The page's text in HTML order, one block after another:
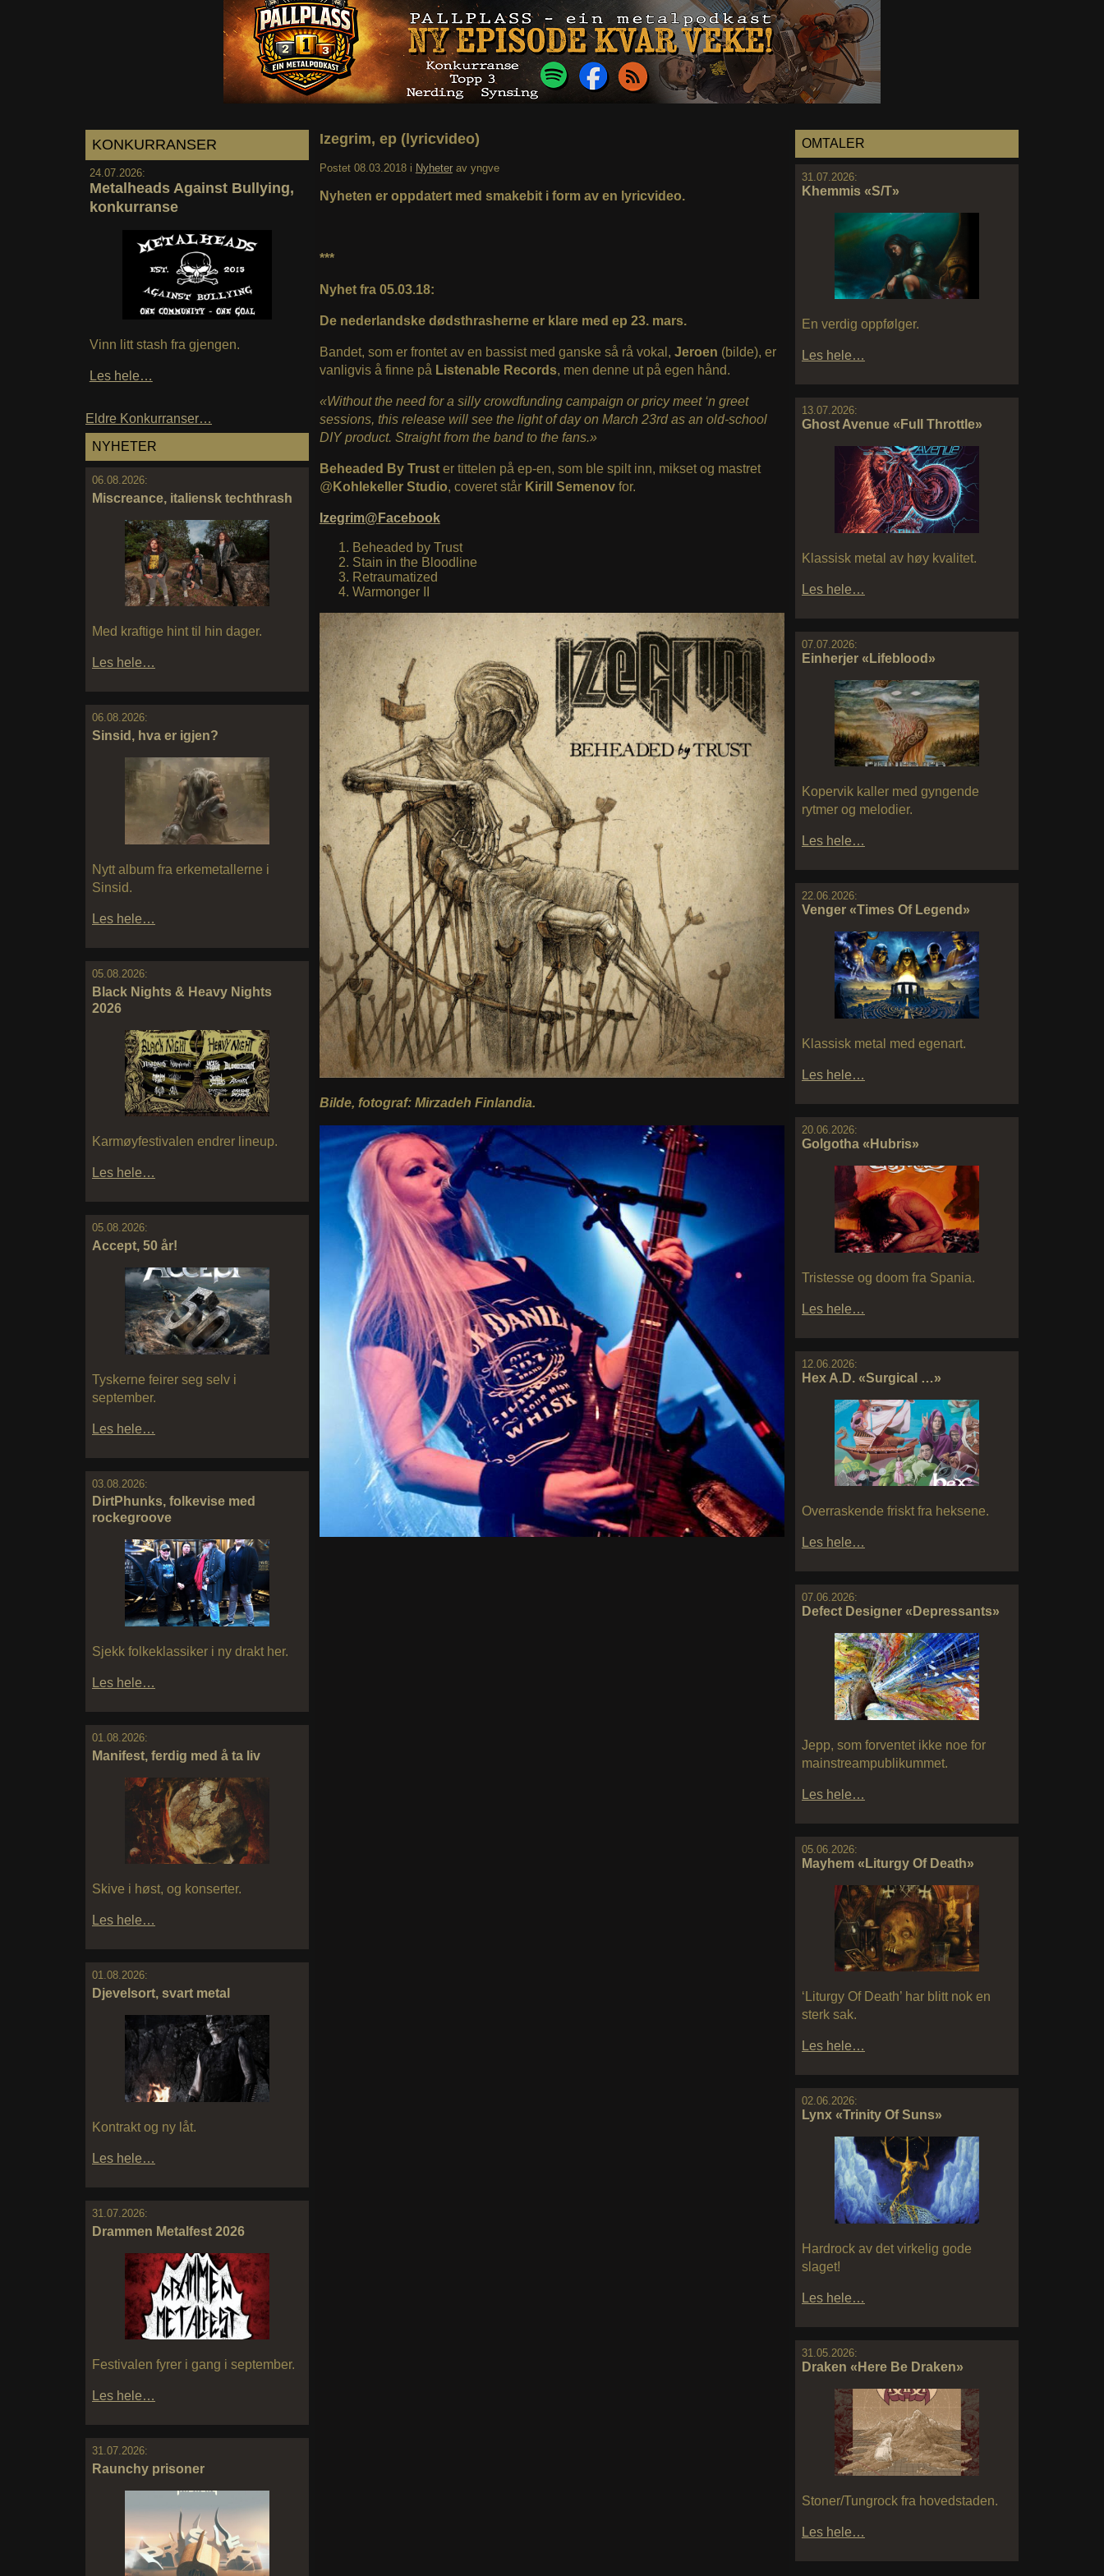
KONKURRANSER
24.07.2026:
Metalheads Against Bullying,
konkurranse
Vinn litt stash fra gjengen.
Les hele…
Eldre Konkurranser…
NYHETER
06.08.2026:
Miscreance, italiensk techthrash
Med kraftige hint til hin dager.
Les hele…
06.08.2026:
Sinsid, hva er igjen?
Nytt album fra erkemetallerne i
Sinsid.
Les hele…
05.08.2026:
Black Nights & Heavy Nights
2026
Karmøyfestivalen endrer lineup.
Les hele…
05.08.2026:
Accept, 50 år!
Tyskerne feirer seg selv i
september.
Les hele…
03.08.2026:
DirtPhunks, folkevise med
rockegroove
Sjekk folkeklassiker i ny drakt her.
Les hele…
01.08.2026:
Manifest, ferdig med å ta liv
Skive i høst, og konserter.
Les hele…
01.08.2026:
Djevelsort, svart metal
Kontrakt og ny låt.
Les hele…
31.07.2026:
Drammen Metalfest 2026
Festivalen fyrer i gang i september.
Les hele…
31.07.2026:
Raunchy prisoner
OMTALER
31.07.2026:
Khemmis «S/T»
En verdig oppfølger.
Les hele…
13.07.2026:
Ghost Avenue «Full Throttle»
Klassisk metal av høy kvalitet.
Les hele…
07.07.2026:
Einherjer «Lifeblood»
Kopervik kaller med gyngende
rytmer og melodier.
Les hele…
22.06.2026:
Venger «Times Of Legend»
Klassisk metal med egenart.
Les hele…
20.06.2026:
Golgotha «Hubris»
Tristesse og doom fra Spania.
Les hele…
12.06.2026:
Hex A.D. «Surgical …»
Overraskende friskt fra heksene.
Les hele…
07.06.2026:
Defect Designer «Depressants»
Jepp, som forventet ikke noe for
mainstreampublikummet.
Les hele…
05.06.2026:
Mayhem «Liturgy Of Death»
‘Liturgy Of Death’ har blitt nok en
sterk sak.
Les hele…
02.06.2026:
Lynx «Trinity Of Suns»
Hardrock av det virkelig gode
slaget!
Les hele…
31.05.2026:
Draken «Here Be Draken»
Stoner/Tungrock fra hovedstaden.
Les hele…
Izegrim, ep (lyricvideo)
Postet 08.03.2018 i Nyheter av yngve
Nyheten er oppdatert med smakebit i form av en lyricvideo.
***
Nyhet fra 05.03.18:
De nederlandske dødsthrasherne er klare med ep 23. mars.
Bandet, som er frontet av en bassist med ganske så rå vokal, Jeroen (bilde), er
vanligvis å finne på Listenable Records, men denne ut på egen hånd.
«Without the need for a silly crowdfunding campaign or pricy meet ‘n greet
sessions, this release will see the light of day on March 23rd as an old-school
DIY product. Straight from the band to the fans.»
Beheaded By Trust er tittelen på ep-en, som ble spilt inn, mikset og mastret
@ Kohlekeller Studio, coveret står Kirill Semenovfor.
Izegrim@Facebook
Beheaded by Trust
Stain in the Bloodline
Retraumatized
Warmonger II
Bilde, fotograf: Mirzadeh Finlandia.